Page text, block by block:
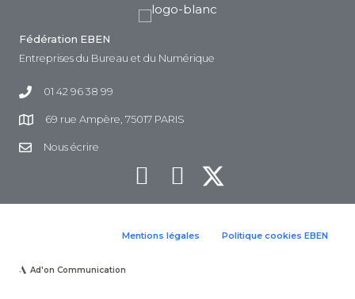
Fédération EBEN
Entreprises du Bureau et du Numérique
01 42 96 38 99
69 rue Ampère, 75017 PARIS
Nous écrire
Mentions légales Politique cookies EBEN
Ad'on Communication